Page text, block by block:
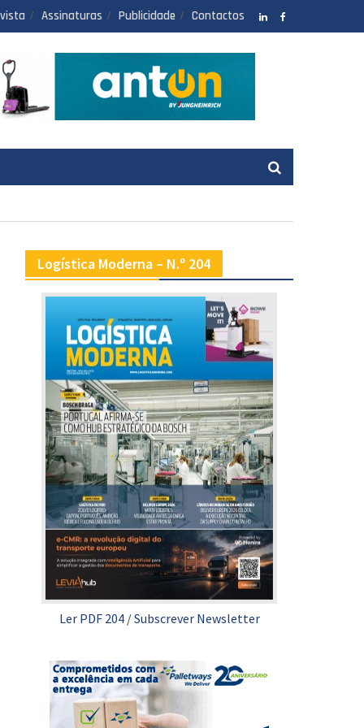
Assinaturas Publicidade Contactos
Logística Moderna – N.º 204
Ler PDF 204/Subscrever Newsletter